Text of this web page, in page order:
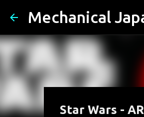
Mechanical
Star Wars -